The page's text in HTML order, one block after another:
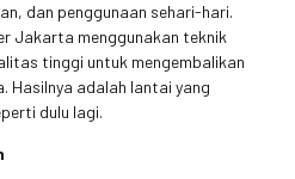
dan penggunaan sehari-hari.
Jakarta menggunakan teknik
tinggi untuk mengembalikan
Hasilnya adalah lantai yang
dulu lagi.